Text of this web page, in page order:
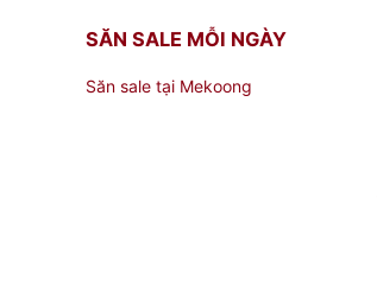
SĂN SALE MỖI NGÀY
Săn sale tại Mekoong